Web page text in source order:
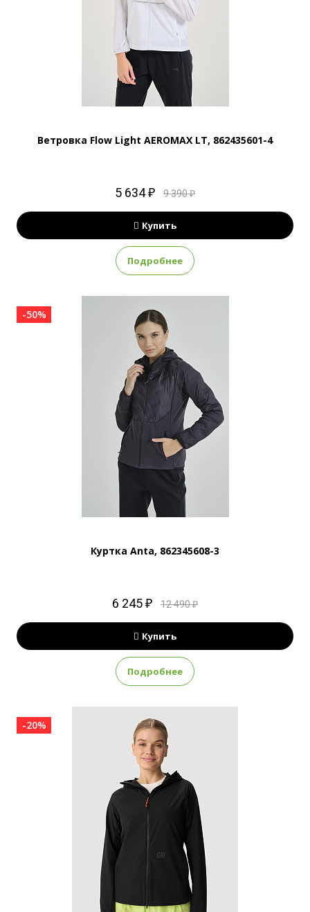
Ветровка Flow Light AEROMAX LT, 862435601-4
5 634 ₽ 9 390 ₽
Купить
Подробнее
-50%
Куртка Anta, 862345608-3
6 245 ₽ 12 490 ₽
Купить
Подробнее
-20%